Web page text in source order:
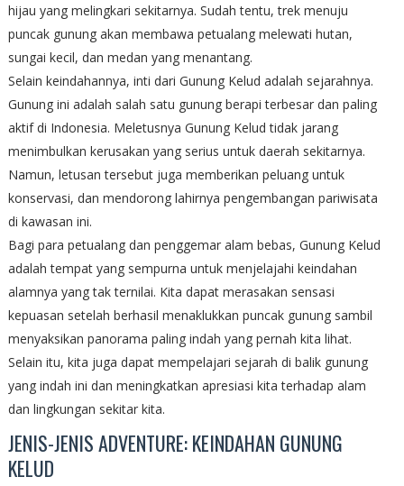
hijau yang melingkari sekitarnya. Sudah tentu, trek menuju
puncak gunung akan membawa petualang melewati hutan,
sungai kecil, dan medan yang menantang.
Selain keindahannya, inti dari Gunung Kelud adalah sejarahnya.
Gunung ini adalah salah satu gunung berapi terbesar dan paling
aktif di Indonesia. Meletusnya Gunung Kelud tidak jarang
menimbulkan kerusakan yang serius untuk daerah sekitarnya.
Namun, letusan tersebut juga memberikan peluang untuk
konservasi, dan mendorong lahirnya pengembangan pariwisata
di kawasan ini.
Bagi para petualang dan penggemar alam bebas, Gunung Kelud
adalah tempat yang sempurna untuk menjelajahi keindahan
alamnya yang tak ternilai. Kita dapat merasakan sensasi
kepuasan setelah berhasil menaklukkan puncak gunung sambil
menyaksikan panorama paling indah yang pernah kita lihat.
Selain itu, kita juga dapat mempelajari sejarah di balik gunung
yang indah ini dan meningkatkan apresiasi kita terhadap alam
dan lingkungan sekitar kita.
JENIS-JENIS ADVENTURE: KEINDAHAN GUNUNG
KELUD